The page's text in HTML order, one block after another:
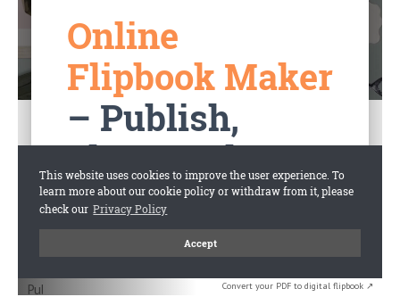
Convert your PDF to digital flipbook ↗